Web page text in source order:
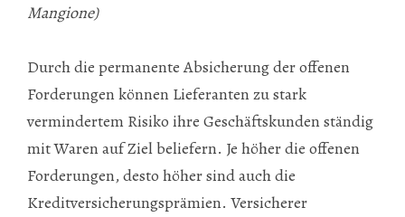
Mangione)
Durch die permanente Absicherung der offenen
Forderungen können Lieferanten zu stark
vermindertem Risiko ihre Geschäftskunden ständig
mit Waren auf Ziel beliefern. Je höher die offenen
Forderungen, desto höher sind auch die
Kreditversicherungsprämien. Versicherer